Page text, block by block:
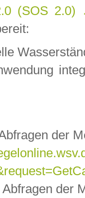
(SOS 2.0)
der
der